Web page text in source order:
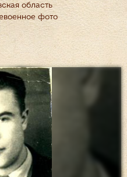
область
фото